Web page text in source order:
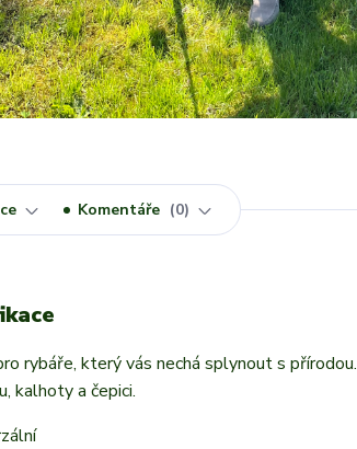
Komentáře 0
rybáře, který vás nechá splynout s přírodou.
kalhoty a čepici.